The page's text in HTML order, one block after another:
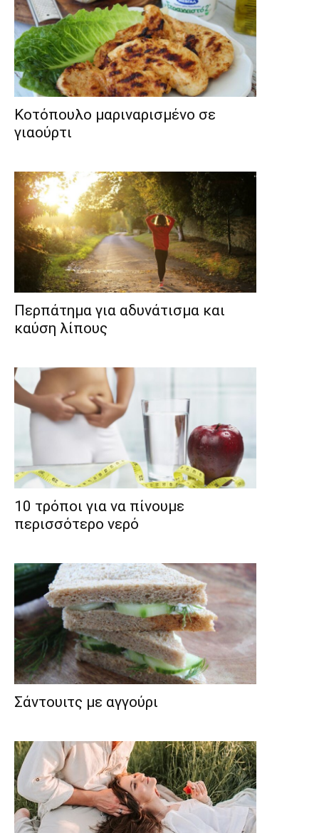
Κοτόπουλο μαριναρισμένο σε
γιαούρτι
Περπάτημα για αδυνάτισμα και
καύση λίπους
10 τρόποι για να πίνουμε
περισσότερο νερό
Σάντουιτς με αγγούρι